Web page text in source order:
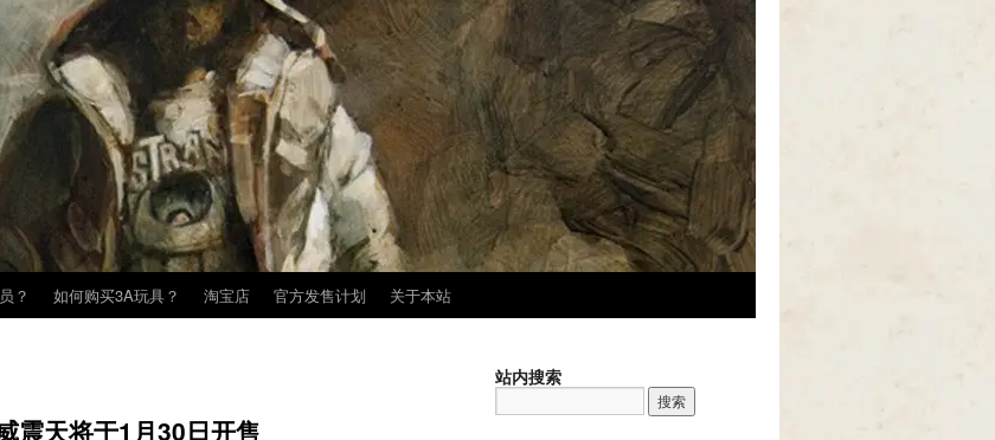
？ 如何购买3A玩具？ 淘宝店 官方发售计划 关于本站
震天将于1月30日开售
站内搜索